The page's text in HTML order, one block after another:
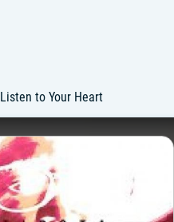
Listen to Your Heart